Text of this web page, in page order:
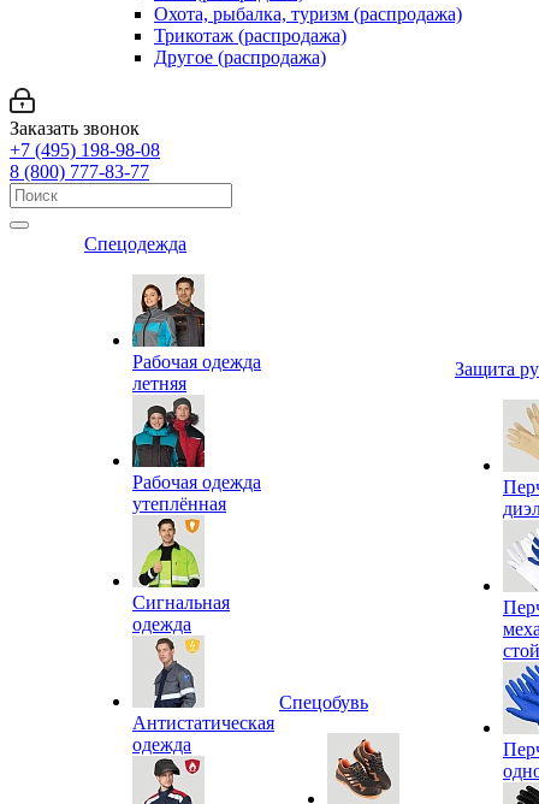
Охота, рыбалка, туризм (распродажа)
Трикотаж (распродажа)
Другое (распродажа)
Заказать звонок
+7 (495) 198-98-08
8 (800) 777-83-77
Спецодежда
Рабочая одежда
летняя
Рабочая одежда
утеплённая
Сигнальная
одежда
Антистатическая
одежда
Спецобувь
Защита